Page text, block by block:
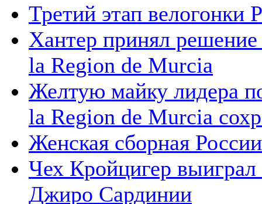
Третий этап велогонки
Хантер принял
la Region de Murcia
Желтую майку лидера
la Region de Murcia
Женская сборная
Чех Кройцигер
Джиро Сардинии